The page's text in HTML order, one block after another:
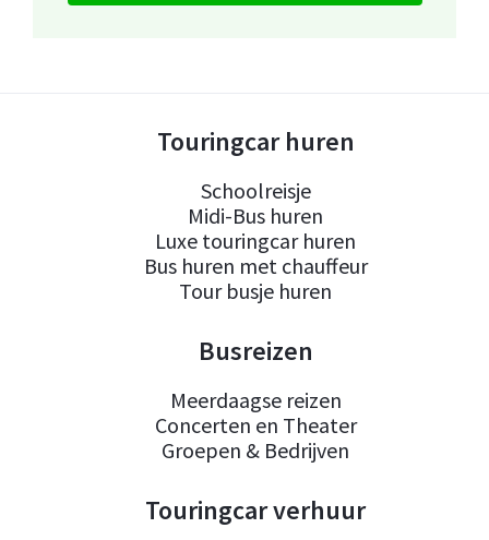
Touringcar huren
Schoolreisje
Midi-Bus huren
Luxe touringcar huren
Bus huren met chauffeur
Tour busje huren
Busreizen
Meerdaagse reizen
Concerten en Theater
Groepen & Bedrijven
Touringcar verhuur